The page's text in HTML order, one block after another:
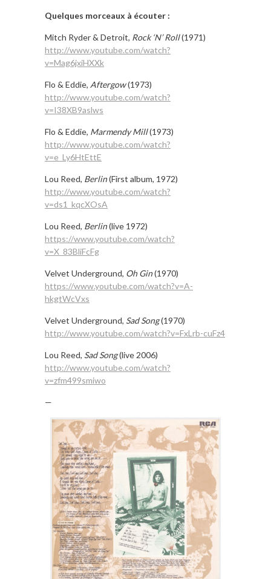
Quelques morceaux à écouter :
Mitch Ryder & Detroit, Rock ‘N’ Roll(1971)
http://www.youtube.com/watch?
v=Mag6jxiHXXk
Flo & Eddie, Aftergow(1973)
http://www.youtube.com/watch?
v=I38XB9aslws
Flo & Eddie, Marmendy Mill(1973)
http://www.youtube.com/watch?
v=e_Ly6HtEttE
Lou Reed, Berlin(First album, 1972)
http://www.youtube.com/watch?
v=ds1_kqcXOsA
Lou Reed, Berlin(live 1972)
https://www.youtube.com/watch?
v=X_83BliFcFg
Velvet Underground, Oh Gin(1970)
https://www.youtube.com/watch?v=A-
hkgtWcVxs
Velvet Underground, Sad Song(1970)
http://www.youtube.com/watch?v=FxLrb-cuFz4
Lou Reed, Sad Song(live 2006)
http://www.youtube.com/watch?
v=zfm499smiwo
—